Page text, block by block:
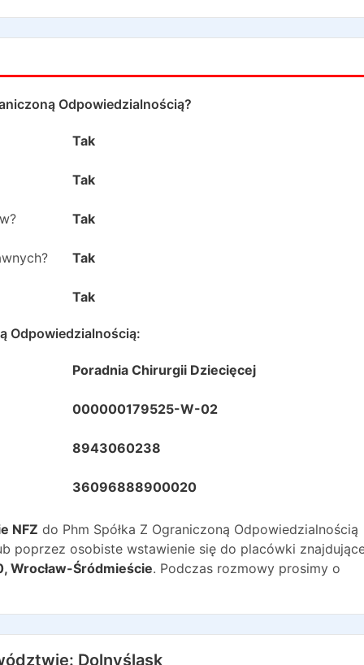
Odpowiedzialnością?
Tak
Tak
Tak
Tak
Tak
Odpowiedzialnością:
Poradnia Chirurgii Dziecięcej
000000179525-W-02
8943060238
36096888900020
NFZ do Phm Spółka Z Ograniczoną Odpowiedzialnością
poprzez osobiste wstawienie się do placówki
, Wrocław-Śródmieście. Podczas rozmowy prosimy o
Dolnyśląsk